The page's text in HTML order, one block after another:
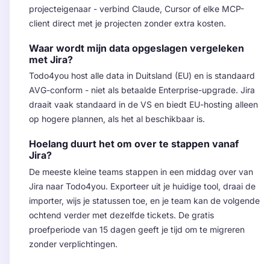
projecteigenaar - verbind Claude, Cursor of elke MCP-
client direct met je projecten zonder extra kosten.
Waar wordt mijn data opgeslagen vergeleken
met Jira?
Todo4you host alle data in Duitsland (EU) en is standaard
AVG-conform - niet als betaalde Enterprise-upgrade. Jira
draait vaak standaard in de VS en biedt EU-hosting alleen
op hogere plannen, als het al beschikbaar is.
Hoelang duurt het om over te stappen vanaf
Jira?
De meeste kleine teams stappen in een middag over van
Jira naar Todo4you. Exporteer uit je huidige tool, draai de
importer, wijs je statussen toe, en je team kan de volgende
ochtend verder met dezelfde tickets. De gratis
proefperiode van 15 dagen geeft je tijd om te migreren
zonder verplichtingen.